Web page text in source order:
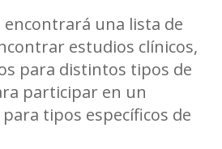
encontrará una lista de
estudios clínicos,
para distintos tipos de
participar en un
tipos específicos de